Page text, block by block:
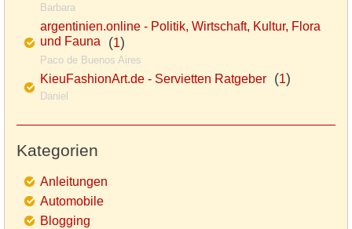
Barbara
argentinien.online - Politik, Wirtschaft, Kultur, Flora
und Fauna (1)
Paco de Buenos Aires
KieuFashionArt.de - Servietten Ratgeber (1)
Daniel
Kategorien
Anleitungen
Automobile
Blogging